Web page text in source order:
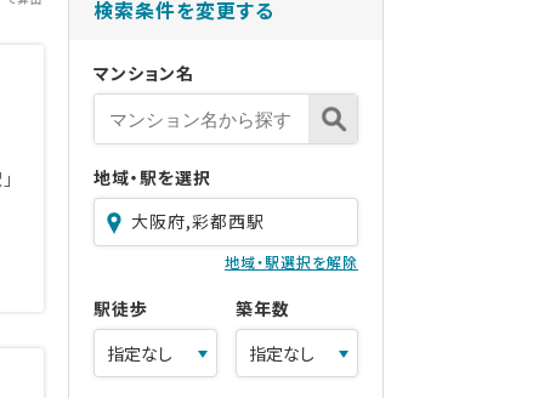
検索条件を変更する
マンション名
地域・駅を選択
大阪府,彩都西駅
地域・駅選択を解除
駅徒歩 築年数